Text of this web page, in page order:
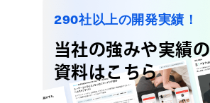
290社以上の開発実績！
当社の強みや実績の
資料はこちら